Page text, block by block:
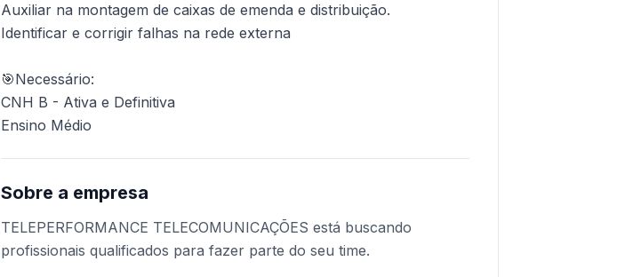
Auxiliar na montagem de caixas de emenda e distribuição.
Identificar e corrigir falhas na rede externa
🎯Necessário:
CNH B - Ativa e Definitiva
Sobre a empresa
TELEPERFORMANCE TELECOMUNICAÇÕES está buscando
profissionais qualificados para fazer parte do seu time.